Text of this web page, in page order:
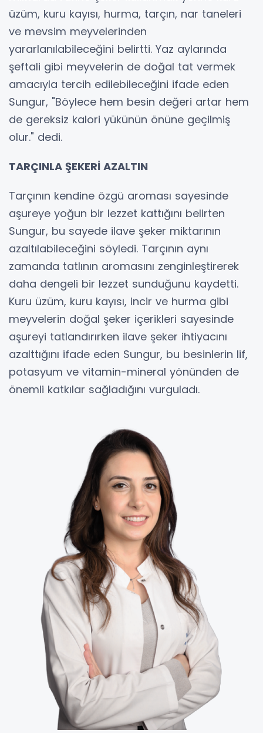
üzüm, kuru kayısı, hurma, tarçın, nar taneleri
ve mevsim meyvelerinden
yararlanılabileceğini belirtti. Yaz aylarında
şeftali gibi meyvelerin de doğal tat vermek
amacıyla tercih edilebileceğini ifade eden
Sungur, "Böylece hem besin değeri artar hem
de gereksiz kalori yükünün önüne geçilmiş
olur." dedi.
TARÇINLA ŞEKERİ AZALTIN
Tarçının kendine özgü aroması sayesinde
aşureye yoğun bir lezzet kattığını belirten
Sungur, bu sayede ilave şeker miktarının
azaltılabileceğini söyledi. Tarçının aynı
zamanda tatlının aromasını zenginleştirerek
daha dengeli bir lezzet sunduğunu kaydetti.
Kuru üzüm, kuru kayısı, incir ve hurma gibi
meyvelerin doğal şeker içerikleri sayesinde
aşureyi tatlandırırken ilave şeker ihtiyacını
azalttığını ifade eden Sungur, bu besinlerin lif,
potasyum ve vitamin-mineral yönünden de
önemli katkılar sağladığını vurguladı.